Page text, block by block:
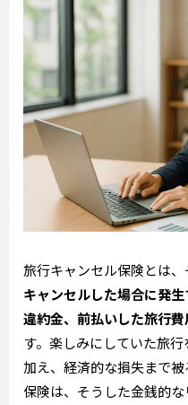
旅行キャンセル保険とは、
キャンセルした場合に発
違約金、前払いした旅行
す。楽しみにしていた旅
加え、経済的な損失まで
保険は、そうした金銭的